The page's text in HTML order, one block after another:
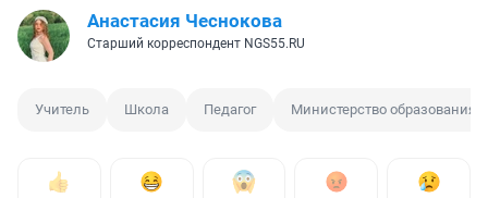
Анастасия Чеснокова
Старший корреспондент NGS55.RU
Учитель Школа Педагог Министерство образования